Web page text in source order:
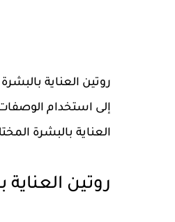
روتين العناية
إلى استخدام
العناية بالبشرة
روتين